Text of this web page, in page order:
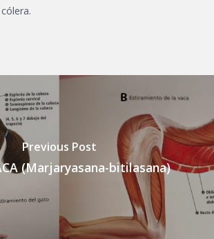
Previous Post
(Marjaryasana-bitilasana)